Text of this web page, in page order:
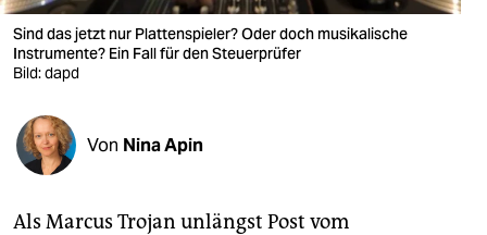
verlag
veranstaltungen
shop
fragen & hilfe
Sind das jetzt nur Plattenspieler? Oder doch musikalische
Instrumente? Ein Fall für den Steuerprüfer
Bild: dapd
Von Nina Apin
Als Marcus Trojan unlängst Post vom